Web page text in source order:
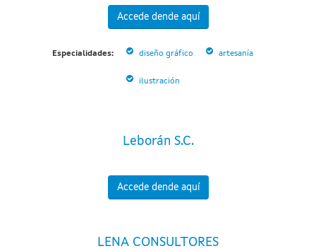
Accede dende aquí
Especialidades: diseño gráfico artesanía
ilustración
Leborán S.C.
Accede dende aquí
LENA CONSULTORES